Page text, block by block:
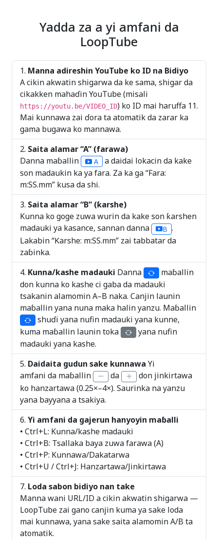
Yadda za a yi amfani da
LoopTube
Manna adireshin YouTube ko ID na Bidiyo
A cikin akwatin shigarwa da ke sama, shigar da
cikakken mahaɗin YouTube (misali
https://youtu.be/VIDEO_ID) ko ID mai haruffa 11.
Mai kunnawa zai ɗora ta atomatik da zarar ka
gama bugawa ko mannawa.
Saita alamar “A” (farawa)
Danna maɓallin
A
a daidai lokacin da kake
son madaukin ka ya fara. Za ka ga “Fara:
m:SS.mm” kusa da shi.
Saita alamar “B” (ƙarshe)
Kunna ko goge zuwa wurin da kake son ƙarshen
madauki ya kasance, sannan danna
B .
Lakabin “Ƙarshe: m:SS.mm” zai tabbatar da
zaɓinka.
Kunna/kashe madauki Danna
maɓallin
don kunna ko kashe ci gaba da madauki
tsakanin alamomin A–B naka. Canjin launin
maɓallin yana nuna maka halin yanzu. Maɓallin
shuɗi yana nufin madauki yana kunne,
kuma maɓallin launin toka
yana nufin
madauki yana kashe.
Daidaita gudun sake kunnawa Yi
amfani da maɓallin
da
don jinkirtawa
ko hanzartawa (0.25×–4×). Saurinka na yanzu
yana bayyana a tsakiya.
Yi amfani da gajerun hanyoyin maɓalli
• Ctrl+L: Kunna/kashe madauki
• Ctrl+B: Tsallaka baya zuwa farawa (A)
• Ctrl+P: Kunnawa/Dakatarwa
• Ctrl+U / Ctrl+J: Hanzartawa/Jinkirtawa
Loda sabon bidiyo nan take
Manna wani URL/ID a cikin akwatin shigarwa —
LoopTube zai gano canjin kuma ya sake loda
mai kunnawa, yana sake saita alamomin A/B ta
atomatik.